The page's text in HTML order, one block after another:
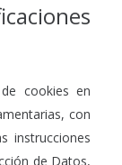
cookies en
con
instrucciones
de Datos,